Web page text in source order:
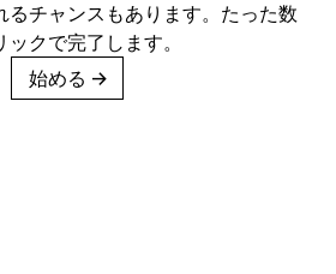
るチャンスもあります。たった数
ックで完了します。
始める →